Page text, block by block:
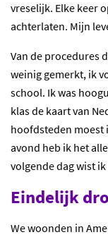
vreselijk. Elke keer
achterlaten. Mijn
Van de procedures
weinig gemerkt, ik
school. Ik was
klas de kaart van
hoofdsteden moest
avond heb ik het
volgende dag wist ik
Eindelijk
We woonden in